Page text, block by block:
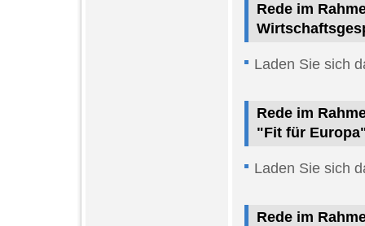
Rede im
Laden Sie sich
Rede im
"Fit für
Laden Sie sich
Rede im